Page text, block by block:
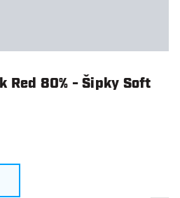
Red 80% - Šipky Soft